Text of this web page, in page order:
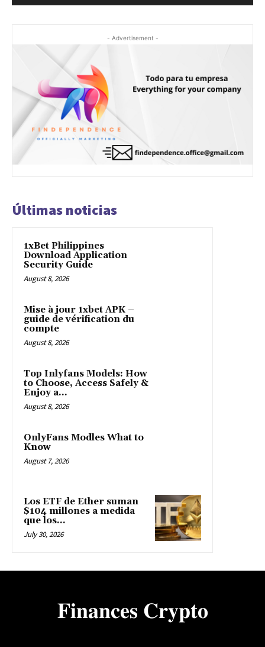
- Advertisement -
Últimas noticias
1xBet Philippines
Download Application
Security Guide
August 8, 2026
Mise à jour 1xbet APK –
guide de vérification du
compte
August 8, 2026
Top Inlyfans Models: How
to Choose, Access Safely &
Enjoy a...
August 8, 2026
OnlyFans Modles What to
Know
August 7, 2026
Los ETF de Ether suman
$104 millones a medida
que los...
July 30, 2026
𝐅𝐢𝐧𝐚𝐧𝐜𝐞𝐬 𝐂𝐫𝐲𝐩𝐭𝐨